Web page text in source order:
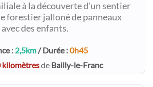
à la découverte d'un sentier
forestier jalloné de panneaux
des enfants.
: 2,5km/ Durée :0h45
kilomètresde Bailly-le-Franc